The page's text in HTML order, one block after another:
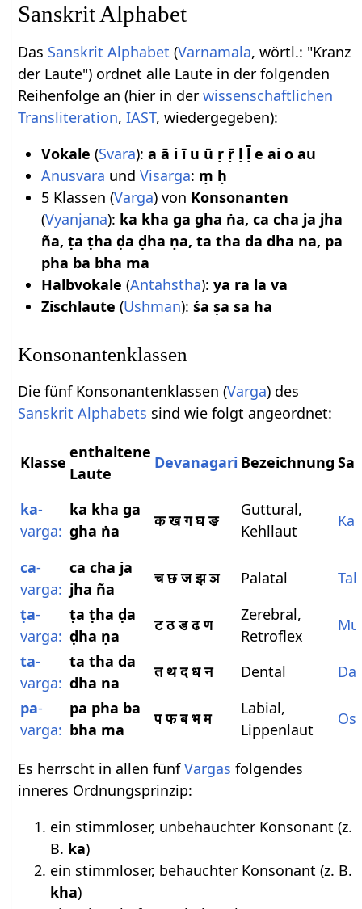
Sanskrit Alphabet
Das Sanskrit Alphabet (Varnamala, wörtl.: "Kranz
der Laute") ordnet alle Laute in der folgenden
Reihenfolge an (hier in derwissenschaftlichen
Transliteration,IAST, wiedergegeben):
Vokale (Svara): a ā i ī u ū ṛ ṝ ḷ ḹ e ai o au
Anusvara und Visarga: ṃ ḥ
5 Klassen (Varga) von Konsonanten
(Vyanjana): ka kha ga gha ṅa, ca cha ja jha
ña, ṭa ṭha ḍa ḍha ṇa, ta tha da dha na, pa
pha ba bha ma
Halbvokale (Antahstha): ya ra la va
Zischlaute (Ushman): śa ṣa sa ha
Konsonantenklassen
Die fünf Konsonantenklassen (Varga) des
Sanskrit Alphabets sind wie folgt angeordnet:
Klasse
enthaltene
Laute
Devanagari Bezeichnung
ka-
varga:
ka kha ga
gha ṅa
क ख ग घ ङ
Guttural,
Kehllaut
ca-
varga:
ca cha ja
jha ña
च छ ज झ ञ Palatal
ṭa-
varga:
ṭa ṭha ḍa
ḍha ṇa
ट ठ ड ढ ण
Zerebral,
Retroflex
ta-
varga:
ta tha da
dha na
त थ द ध न Dental
pa-
varga:
pa pha ba
bha ma
प फ ब भ म
Labial,
Lippenlaut
Es herrscht in allen fünfVargas folgendes
inneres Ordnungsprinzip:
ein stimmloser, unbehauchter Konsonant (z.
B. ka)
ein stimmloser, behauchter Konsonant (z. B.
kha)